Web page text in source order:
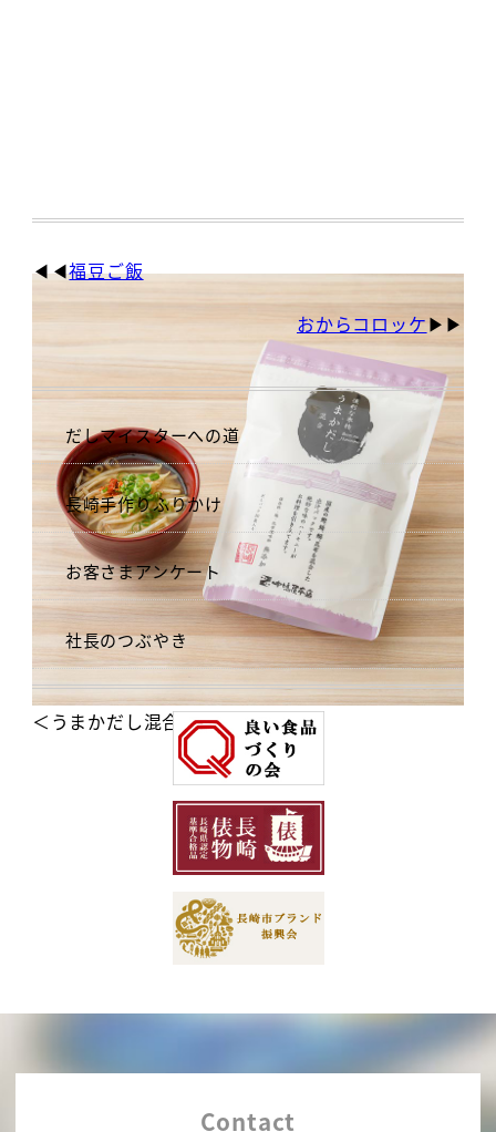
＜うまかだし混合＞
福豆ご飯
おからコロッケ
だしマイスターへの道
長崎手作りふりかけ
お客さまアンケート
社長のつぶやき
Contact